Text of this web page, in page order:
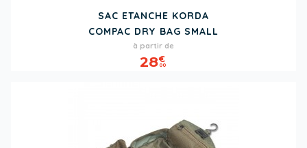
SAC ETANCHE KORDA
COMPAC DRY BAG SMALL
Prix
à partir de
28€
00